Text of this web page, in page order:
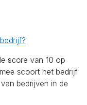
score van 10 op
scoort het bedrijf
bedrijven in de